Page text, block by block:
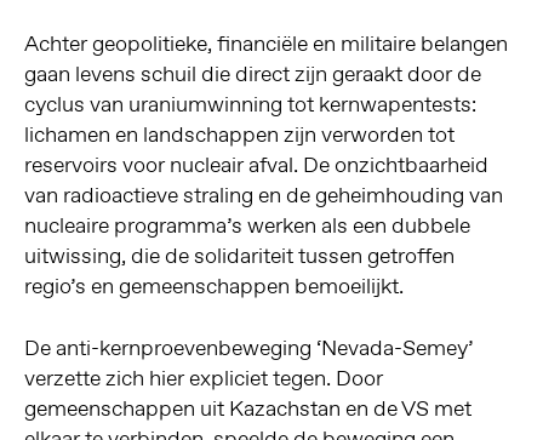
Achter geopolitieke, financiële en militaire belangen
gaan levens schuil die direct zijn geraakt door de
cyclus van uraniumwinning tot kernwapentests:
lichamen en landschappen zijn verworden tot
reservoirs voor nucleair afval. De onzichtbaarheid
van radioactieve straling en de geheimhouding van
nucleaire programma’s werken als een dubbele
uitwissing, die de solidariteit tussen getroffen
regio’s en gemeenschappen bemoeilijkt.
De anti-kernproevenbeweging ‘Nevada-Semey’
verzette zich hier expliciet tegen. Door
gemeenschappen uit Kazachstan en de VS met